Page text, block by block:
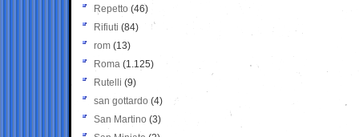
Repetto (46)
Rifiuti (84)
rom (13)
Roma (1.125)
Rutelli (9)
san gottardo (4)
San Martino (3)